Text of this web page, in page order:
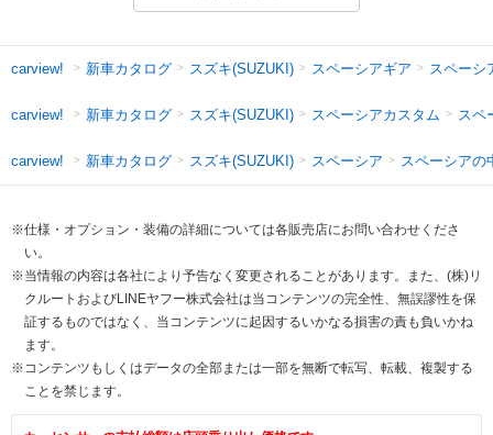
carview! 新車カタログ スズキ(SUZUKI) スペーシアギア スペーシ
carview! 新車カタログ スズキ(SUZUKI) スペーシアカスタム スペ
carview! 新車カタログ スズキ(SUZUKI) スペーシア スペーシアの
※仕様・オプション・装備の詳細については各販売店にお問い合わせくださ
い。
※当情報の内容は各社により予告なく変更されることがあります。また、(株)リ
クルートおよびLINEヤフー株式会社は当コンテンツの完全性、無誤謬性を保
証するものではなく、当コンテンツに起因するいかなる損害の責も負いかね
ます。
※コンテンツもしくはデータの全部または一部を無断で転写、転載、複製する
ことを禁じます。